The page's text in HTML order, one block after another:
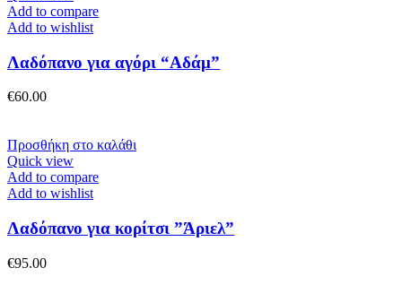
προϊόντος
Add to compare
Add to wishlist
Λαδόπανο για αγόρι “Αδάμ”
€60.00
Προσθήκη στο καλάθι
Quick view
Add to compare
Add to wishlist
Λαδόπανο για κορίτσι ”Άριελ”
€95.00